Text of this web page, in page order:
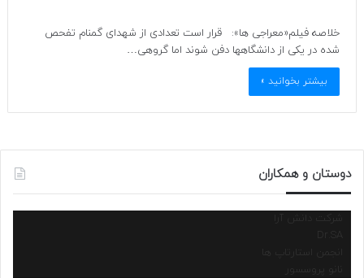
خلاصه فیلم«معراجی ها»: قرار است تعدادی از شهدای گمنام تفحص
شده در یکی از دانشگاهها دفن شوند اما گروهی…
بیشتر بخوانید »
دوستان و همکاران
شرکت دانش آرا
انجمن استارتاپ ها
نانو پروسسور